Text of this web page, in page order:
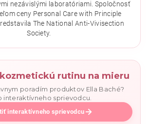
nezávislými laboratóriami. Spoločnosť
ceny Personal Care with Principle
The National Anti-Vivisection
Society.
rutinu na mieru
poradím produktov Ella Baché?
interaktívneho sprievodcu.
interaktívneho sprievodcu